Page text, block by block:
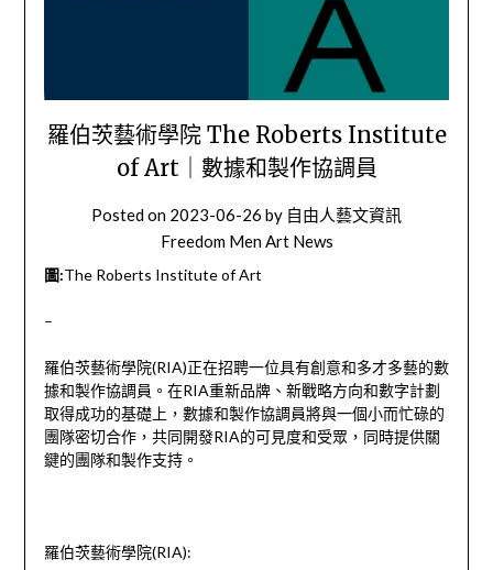
羅伯茨藝術學院 The Roberts Institute
of Art｜數據和製作協調員
Posted on 2023-06-26 by 自由人藝文資訊
Freedom Men Art News
圖:The Roberts Institute of Art
–
羅伯茨藝術學院(RIA)正在招聘一位具有創意和多才多藝的數
據和製作協調員。在RIA重新品牌、新戰略方向和數字計劃
取得成功的基礎上，數據和製作協調員將與一個小而忙碌的
團隊密切合作，共同開發RIA的可見度和受眾，同時提供關
鍵的團隊和製作支持。
羅伯茨藝術學院(RIA):